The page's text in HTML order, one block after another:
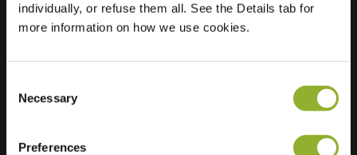
individually, or refuse them all. See the Details tab for
more information on how we use cookies.
Selection
Necessary
Preferences
Regular Charging 1 of 2 available
Dodatkowe informacje